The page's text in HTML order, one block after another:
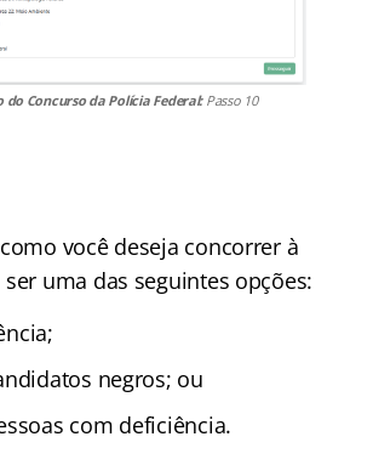
do Concurso da Polícia Federal:Passo 10
você deseja concorrer à
uma das seguintes opções:
negros; ou
com deficiência.